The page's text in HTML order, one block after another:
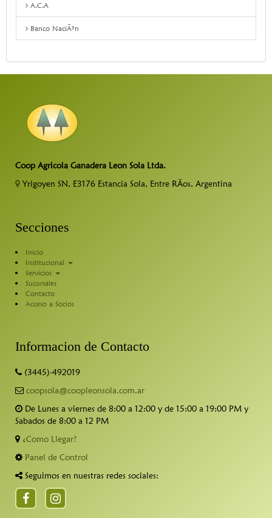
A.C.A
Banco NaciÃ³n
Coop Agricola Ganadera Leon Sola Ltda.
Yrigoyen SN, E3176 Estancia Sola, Entre RÃ­os, Argentina
Secciones
Inicio
Institucional
Servicios
Sucursales
Contacto
Acceso a Socios
Informacion de Contacto
(3445)-492019
coopsola@coopleonsola.com.ar
De Lunes a viernes de 8:00 a 12:00 y de 15:00 a 19:00 PM y
Sabados de 8:00 a 12 PM
¿Como Llegar?
Panel de Control
Seguimos en nuestras redes sociales:
FacebookInstragam